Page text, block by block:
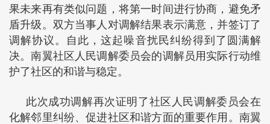
果未来再有类似问题，将第一时间进行协商，避免矛
盾升级。双方当事人对调解结果表示满意，并签订了
调解协议。自此，这起噪音扰民纠纷得到了圆满解
决。南翼社区人民调解委员会的调解员用实际行动维
护了社区的和谐与稳定。
此次成功调解再次证明了社区人民调解委员会在
化解邻里纠纷、促进社区和谐方面的重要作用。南翼